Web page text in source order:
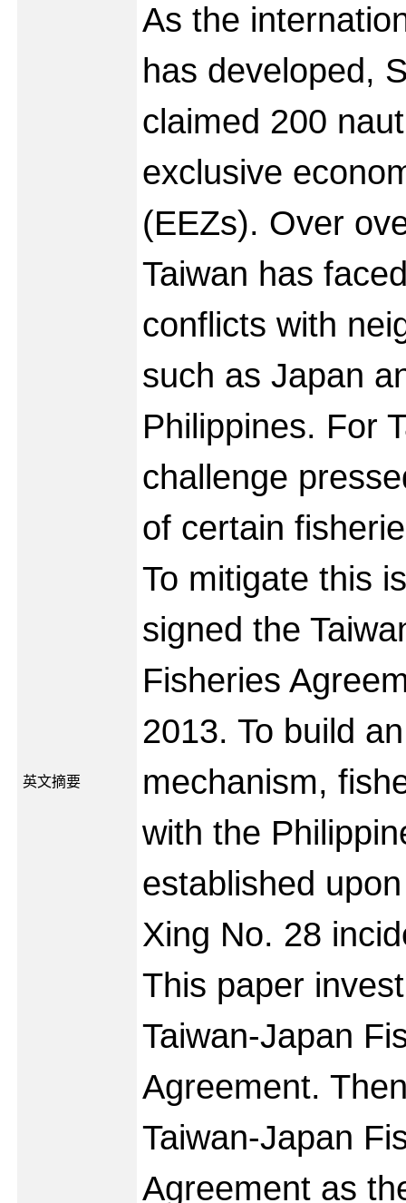
英文摘要
As the
has developed,
claimed 200
exclusive
(EEZs). Over
Taiwan has
conflicts with
such as Japan
Philippines. For
challenge
of certain
To mitigate this
signed the
Fisheries
2013. To build
mechanism,
with the
established
Xing No. 28
This paper
Taiwan-Japan
Agreement.
Taiwan-Japan
Agreement as